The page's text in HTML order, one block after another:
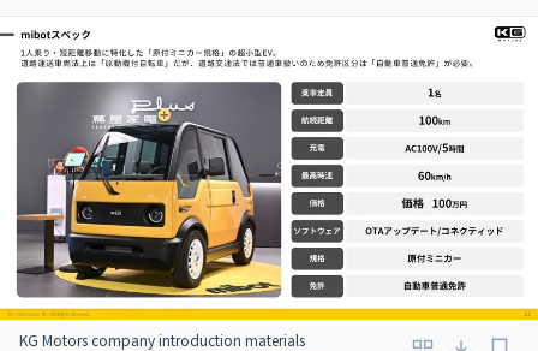
KG Motors company introduction materials